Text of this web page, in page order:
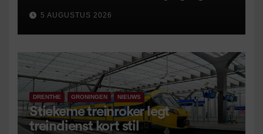
5 AUGUSTUS 2026
DRENTHE GRONINGEN NIEUWS
Stiekeme treinroker legt
treindienst kort stil